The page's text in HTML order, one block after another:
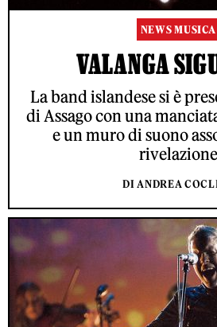
NEWS MUSICA
VALANGA
La band islandese si è
di Assago con una
e un muro di suono
rivelazione
DI ANDREA